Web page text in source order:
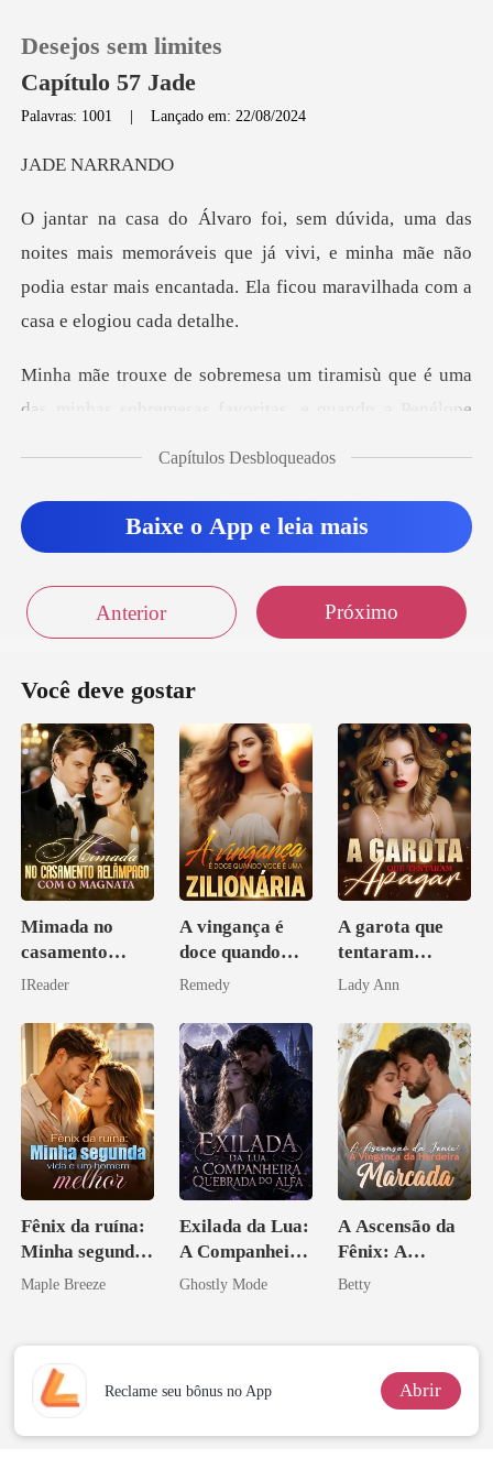
Loja
Histórico
Desejos sem limites
Capítulo 57 Jade
Palavras: 1001 |Lançado em: 22/08/2024
NAR
s memoráveis que já vivi, e minha mãe não
podia estar mais enc
é uma
das minhas sobremesas favoritas, e quando
Capítulos Desbloqueados
Baixe o App e leia mais
Anterior Próximo
Você deve gostar
Mimada no
casamento
relâmpago com
IReader
A vingança é
doce quando
você é uma
Remedy
A garota que
tentaram
apagar
Lady Ann
Fênix da ruína:
Minha segunda
vida e um
Maple Breeze
Exilada da Lua:
A Companheira
Quebrada do
Ghostly Mode
A Ascensão da
Fênix: A
Vingança da
Betty
Reclame seu bônus no App Abrir